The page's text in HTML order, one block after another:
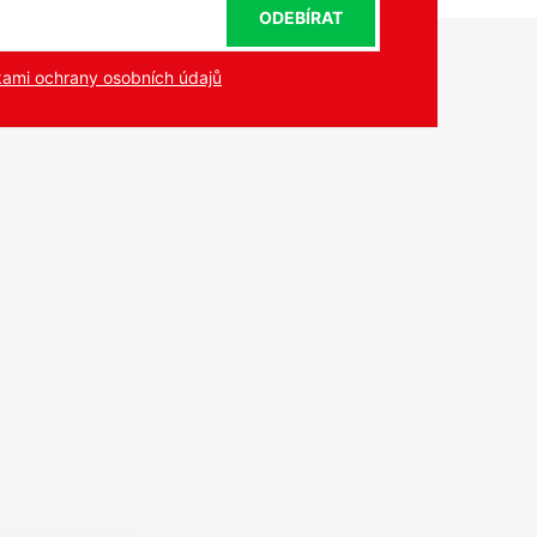
ochrany osobních údajů
ODEBÍRAT